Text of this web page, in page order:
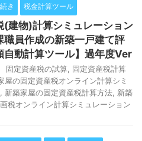
き 税金計算ツール
(建物)計算シミュレーション
職員作成の新築一戸建て評
自動計算ツール】過年度Ver
固定資産税の試算 固定資産税計算
屋の固定資産税オンライン計算シミ
新築家屋の固定資産税計算方法 新築
税オンライン計算シミュレーション